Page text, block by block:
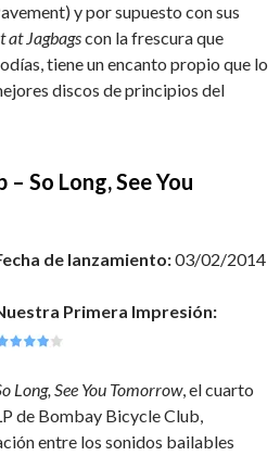
y por supuesto con sus
at Jagbagscon la frescura que
tiene un encanto propio que lo
discos de principios del
– So Long, See You
de lanzamiento:03/02/2014
Primera Impresión:
Long, See You Tomorrow, el cuarto
de Bombay Bicycle Club,
entre los sonidos bailables